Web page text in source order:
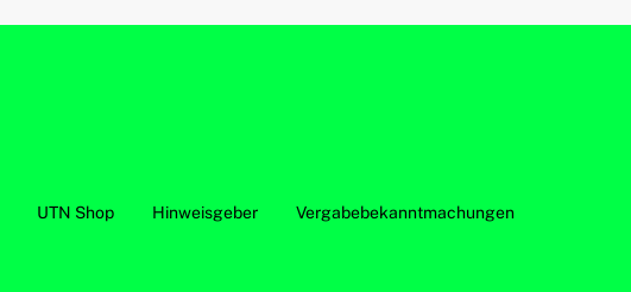
UTN Shop Hinweisgeber Vergabebekanntmachungen